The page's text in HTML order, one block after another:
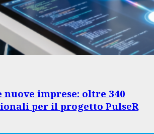
nuove imprese: oltre 340
per il progetto PulseR